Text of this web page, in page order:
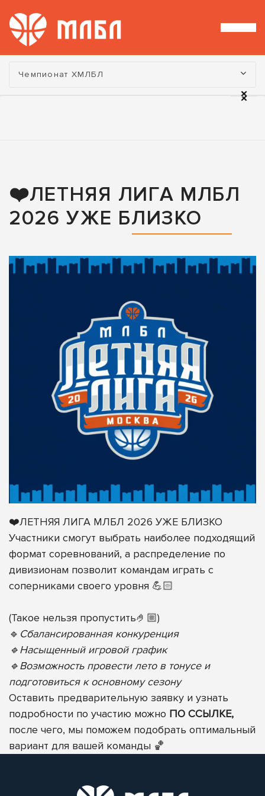
Турнир:
Чемпионат ХМЛБЛ
❤️ЛЕТНЯЯ ЛИГА МЛБЛ
2026 УЖЕ БЛИЗКО
❤️ЛЕТНЯЯ ЛИГА МЛБЛ 2026 УЖЕ БЛИЗКО
Участники смогут выбрать наиболее подходящий
формат соревнований, а распределение по
дивизионам позволит командам играть с
соперниками своего уровня 💪🏻
(Такое нельзя пропустить🤌🏼)
🔹 Сбалансированная конкуренция
🔹Насыщенный игровой график
🔹Возможность провести лето в тонусе и
подготовиться к основному сезону
Оставить предварительную заявку и узнать
подробности по участию можно ПО ССЫЛКЕ,
после чего, мы поможем подобрать оптимальный
вариант для вашей команды 🏀